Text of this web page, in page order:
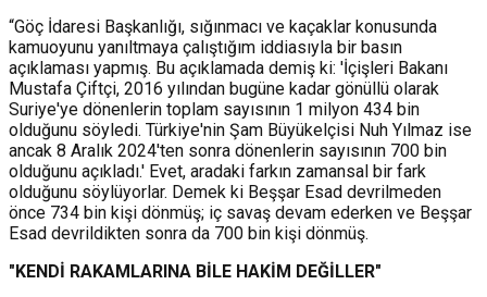
“Göç İdaresi Başkanlığı, sığınmacı ve kaçaklar konusunda
kamuoyunu yanıltmaya çalıştığım iddiasıyla bir basın
açıklaması yapmış. Bu açıklamada demiş ki: 'İçişleri Bakanı
Mustafa Çiftçi, 2016 yılından bugüne kadar gönüllü olarak
Suriye'ye dönenlerin toplam sayısının 1 milyon 434 bin
olduğunu söyledi. Türkiye'nin Şam Büyükelçisi Nuh Yılmaz ise
ancak 8 Aralık 2024'ten sonra dönenlerin sayısının 700 bin
olduğunu açıkladı.' Evet, aradaki farkın zamansal bir fark
olduğunu söylüyorlar. Demek ki Beşşar Esad devrilmeden
önce 734 bin kişi dönmüş; iç savaş devam ederken ve Beşşar
Esad devrildikten sonra da 700 bin kişi dönmüş.
"KENDİ RAKAMLARINA BİLE HAKİM DEĞİLLER"